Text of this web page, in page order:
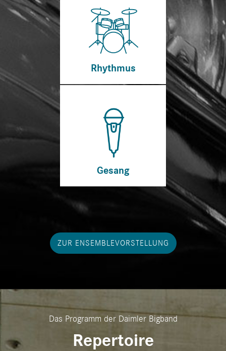
Rhythmus
Gesang
ZUR ENSEMBLEVORSTELLUNG
Das Programm der Daimler Bigband
Repertoire